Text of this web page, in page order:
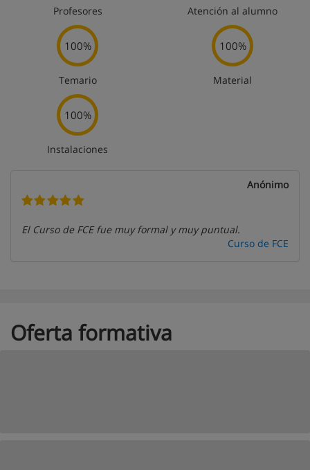
Profesores Atención al alumno
100%
Temario
100%
Material
100%
Instalaciones
Anónimo
El Curso de FCE fue muy formal y muy puntual.
Curso de FCE
Oferta formativa